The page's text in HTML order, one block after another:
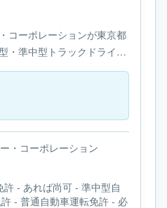
コーポレーションが東京都
・準中型トラックドライバ
型トラックです。必要免許
許です。
・コーポレーション
- あれば尚可 - 準中型自
- 普通自動車運転免許 - 必